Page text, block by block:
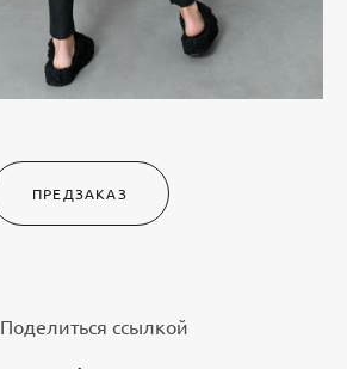
ПРЕДЗАКАЗ
Поделиться ссылкой